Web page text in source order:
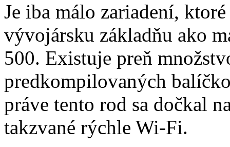
Je iba málo zariadení,
vývojársku základňu ako
500. Existuje preň
predkompilovaných
práve tento rod sa dočkal
takzvané rýchle Wi-Fi.